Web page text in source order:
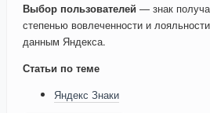
Выбор пользователей — знак
степенью вовлеченности и
данным Яндекса.
Статьи по теме
Яндекс Знаки